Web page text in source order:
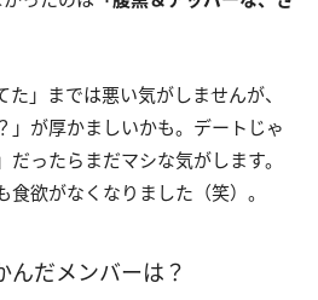
た」までは悪い気がしませんが、
」が厚かましいかも。デートじゃ
ったらまだマシな気がします。
欲がなくなりました（笑）。
んだメンバーは？